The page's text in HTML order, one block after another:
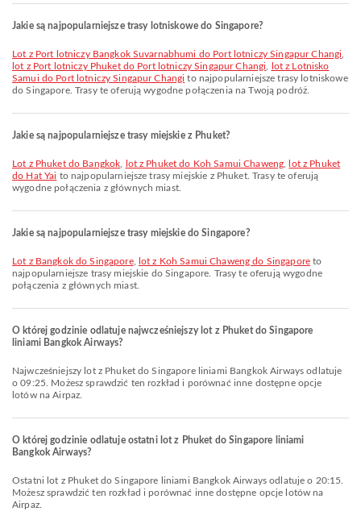
Jakie są najpopularniejsze trasy lotniskowe do Singapore?
lot z Port lotniczy Bangkok Suvarnabhumi do Port lotniczy Singapur Changi
lot z Port lotniczy Phuket do Port lotniczy Singapur Changi
lot z Lotnisko
Samui do Port lotniczy Singapur Changi to najpopularniejsze trasy lotniskowe
do Singapore. Trasy te oferują wygodne połączenia na Twoją podróż.
Jakie są najpopularniejsze trasy miejskie z Phuket?
lot z Phuket do Bangkok lot z Phuket do Koh Samui Chaweng
lot z Phuket
do Hat Yai to najpopularniejsze trasy miejskie z Phuket. Trasy te oferują
wygodne połączenia z głównych miast.
Jakie są najpopularniejsze trasy miejskie do Singapore?
lot z Bangkok do Singapore, lot z Koh Samui Chaweng do Singaporeto
najpopularniejsze trasy miejskie do Singapore. Trasy te oferują wygodne
połączenia z głównych miast.
O której godzinie odlatuje najwcześniejszy lot z Phuket do Singapore
liniami Bangkok Airways?
Najwcześniejszy lot z Phuket do Singapore liniami Bangkok Airways odlatuje
o 09:25. Możesz sprawdzić ten rozkład i porównać inne dostępne opcje
lotów na Airpaz.
O której godzinie odlatuje ostatni lot z Phuket do Singapore liniami
Bangkok Airways?
Ostatni lot z Phuket do Singapore liniami Bangkok Airways odlatuje o 20:15.
Możesz sprawdzić ten rozkład i porównać inne dostępne opcje lotów na
Airpaz.